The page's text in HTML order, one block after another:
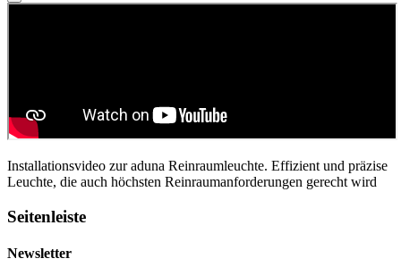
Installationsvideo zur aduna Reinraumleuchte. Effizient und präzise
Leuchte, die auch höchsten Reinraumanforderungen gerecht wird
Seitenleiste
Newsletter